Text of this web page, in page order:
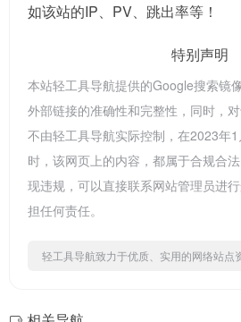
如该站的IP、PV、跳出率等！
特别声明
本站轻工具导航提供的Google搜索镜
外部链接的准确性和完整性，同时，
不由轻工具导航实际控制，在2023年
时，该网页上的内容，都属于合规合
现违规，可以直接联系网站管理员进
担任何责任。
轻工具导航致力于优质、实用的网络站点